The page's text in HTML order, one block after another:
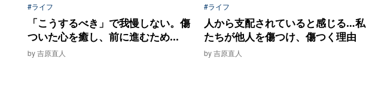
#ライフ
「こうするべき」で我慢しない。傷
ついた心を癒し、前に進むため...
by 吉原直人
#ライフ
人から支配されていると感じる…私
たちが他人を傷つけ、傷つく理由
by 吉原直人